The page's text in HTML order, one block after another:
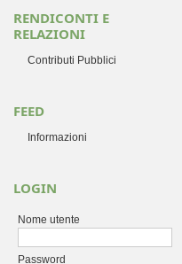
RENDICONTI E
RELAZIONI
Contributi Pubblici
FEED
Informazioni
LOGIN
Nome utente
Password